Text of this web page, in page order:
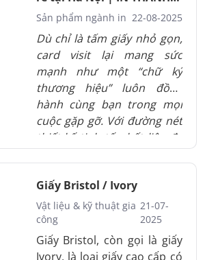
doanh nghiệp đang chọn
cho mình một công cụ
truyền thông vừa đơn giản,
vừa mạnh mẽ. Đó chính là
bước đi nhỏ nhưng đủ sức
nâng tầm hình ảnh và lan
tỏa giá trị.
ĐẠT
Sản phẩm ngành in 22-08-2025
Dù chỉ là tấm giấy nhỏ gọn,
card visit lại mang sức
mạnh như một “chữ ký
thương hiệu” luôn đồng
hành cùng bạn trong mọi
cuộc gặp gỡ. Với đường nét
thiết kế tinh tế, chất liệu đa
dạng và kỹ thuật in hiện đại,
thông tin mà còn truyền tải
cá tính, sự chuyên nghiệp và
uy tín. Khi lựa chọn làm card
visit hợp lý, doanh nghiệp
đang đầu tư cho một công
Giấy Bristol / Ivory
Vật liệu & kỹ thuật gia
công
21-07-
2025
Giấy Bristol, còn gọi là giấy
Ivory, là loại giấy cao cấp có